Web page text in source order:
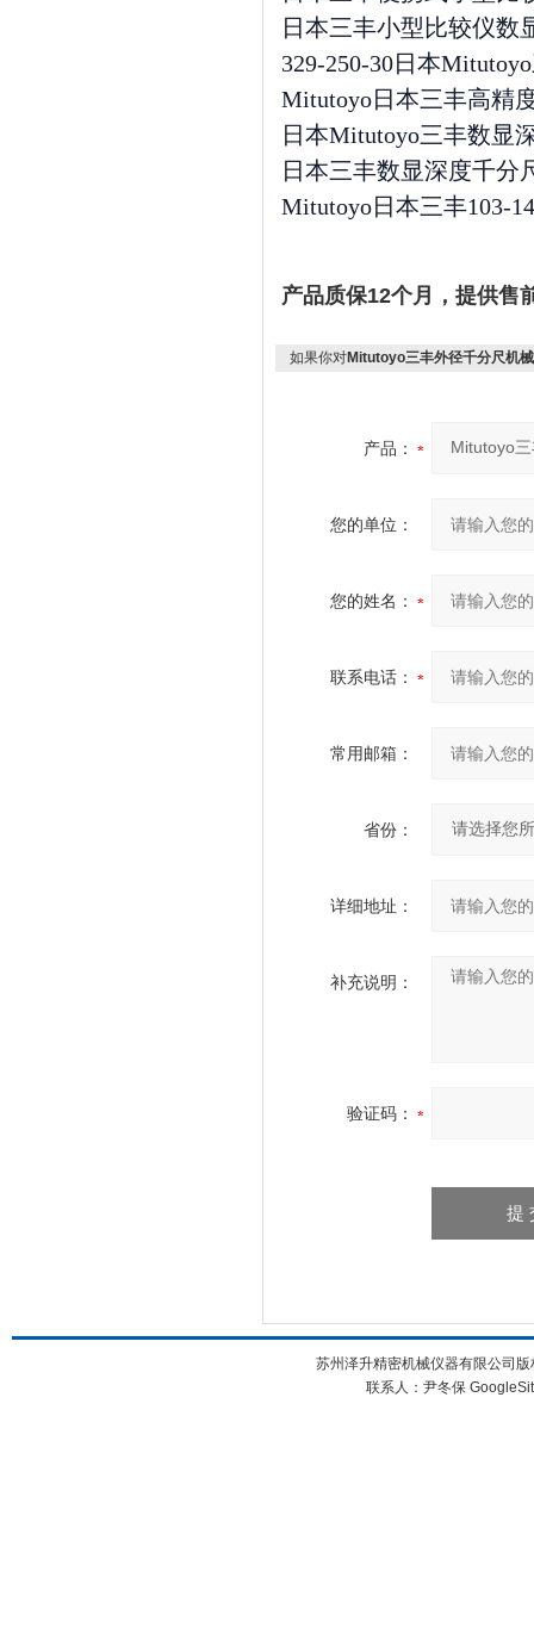
日本三丰小型比较仪数
329-250-30日本
Mitutoyo日本三丰高精
日本Mitutoyo三丰数显
日本三丰数显深度千分
Mitutoyo日本三丰103-
产品质保12个月，提供售
如果你对Mitutoyo三丰外径千分尺机
产品：
您的单位：
您的姓名：
联系电话：
常用邮箱：
省份：
详细地址：
补充说明：
验证码：
苏州泽升精密机械仪器有限公司
联系人：尹冬保